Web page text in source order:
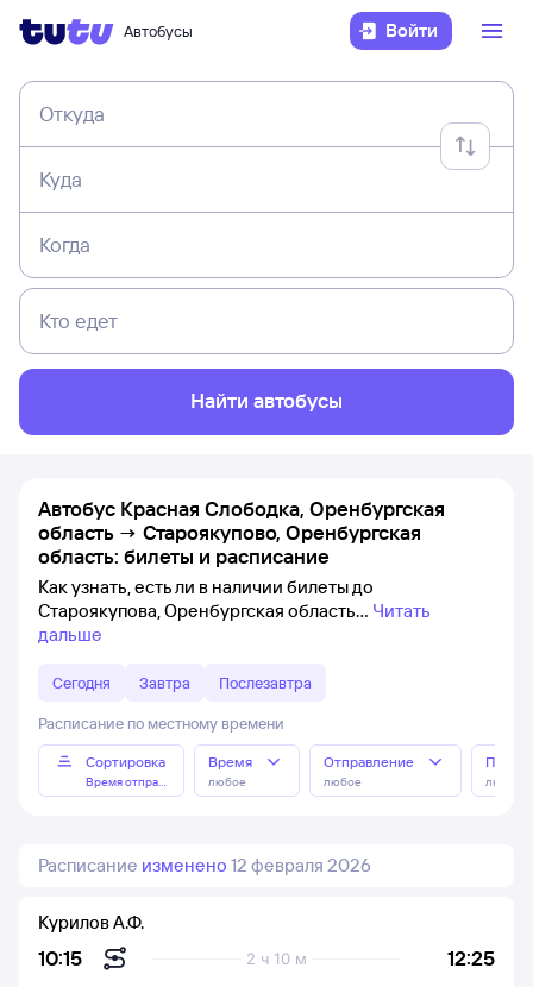
Автобусы Войти
Откуда
Куда
Когда
Кто едет
Найти автобусы
Автобус Красная Слободка, Оренбургская
область → Староякупово, Оренбургская
область: билеты и расписание
Как узнать, есть ли в наличии билеты до
Староякупова, Оренбургская область
Читать
дальше
Сегодня Завтра Послезавтра
Расписание по местному времени
Сортировка
Время отправления
Время
любое
Отправление
любое любое
Расписание изменено 12 февраля 2026
10:15 12:25
2 ч 10 м
Курилов А.Ф.